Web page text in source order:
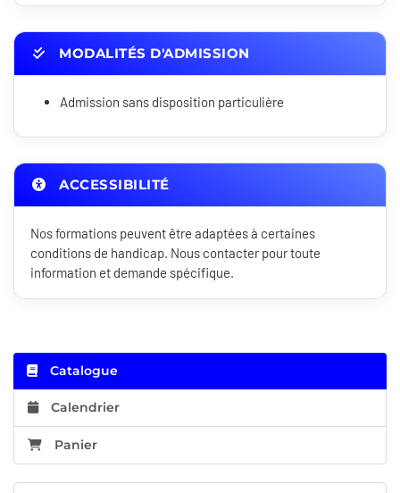
MODALITÉS D'ADMISSION
Admission sans disposition particulière
ACCESSIBILITÉ
Nos formations peuvent être adaptées à certaines
conditions de handicap. Nous contacter pour toute
information et demande spécifique.
Catalogue
Calendrier
Panier